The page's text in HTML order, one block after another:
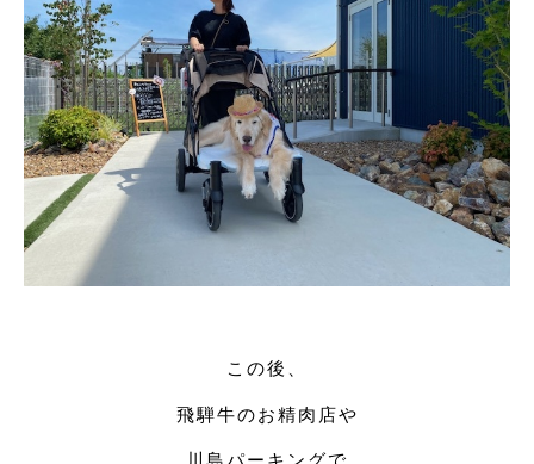
この後、
飛騨牛のお精肉店や
川島パーキングで